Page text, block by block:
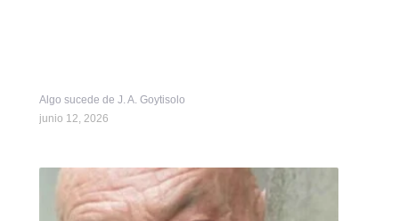
Algo sucede de J. A. Goytisolo
junio 12, 2026